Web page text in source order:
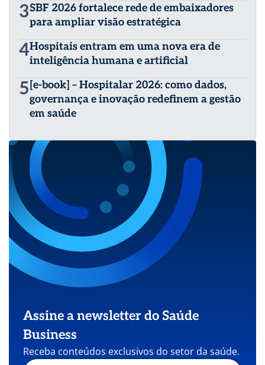
3SBF 2026 fortalece rede de embaixadores
para ampliar visão estratégica
4Hospitais entram em uma nova era de
inteligência humana e artificial
5 [e-book] – Hospitalar 2026: como dados,
governança e inovação redefinem a gestão
em saúde
Assine a newsletter do Saúde
Business
Receba conteúdos exclusivos do setor da saúde.